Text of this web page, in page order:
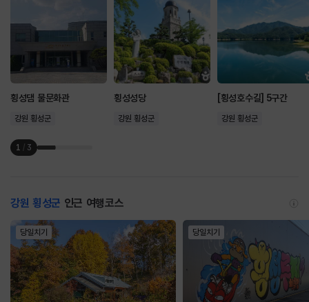
횡성댐 물문화관
강원 횡성군
횡성성당
강원 횡성군
[횡성호수길] 5구간
강원 횡성군
1 / 3
강원 횡성군 인근 여행코스
당일치기 당일치기